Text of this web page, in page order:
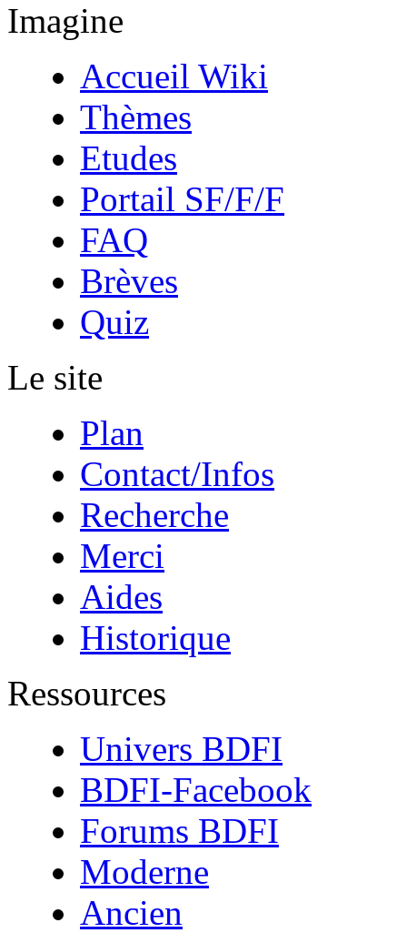
Imagine
Accueil Wiki
Thèmes
Etudes
Portail SF/F/F
FAQ
Brèves
Quiz
Le site
Plan
Contact/Infos
Recherche
Merci
Aides
Historique
Ressources
Univers BDFI
BDFI-Facebook
Forums BDFI
Moderne
Ancien